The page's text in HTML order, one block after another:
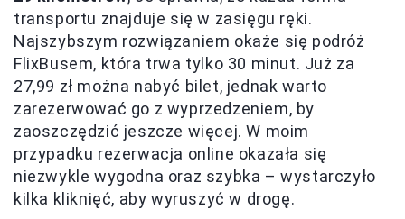
transportu znajduje się w zasięgu ręki.
Najszybszym rozwiązaniem okaże się podróż
FlixBusem, która trwa tylko 30 minut. Już za
27,99 zł można nabyć bilet, jednak warto
zarezerwować go z wyprzedzeniem, by
zaoszczędzić jeszcze więcej. W moim
przypadku rezerwacja online okazała się
niezwykle wygodna oraz szybka – wystarczyło
kilka kliknięć, aby wyruszyć w drogę.